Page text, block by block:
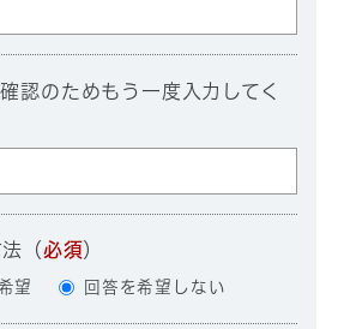
認のためもう一度入力してく
（必須）
望 回答を希望しない